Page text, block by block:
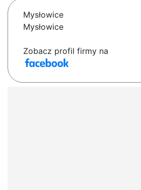
Mysłowice
Mysłowice
Zobacz profil firmy na